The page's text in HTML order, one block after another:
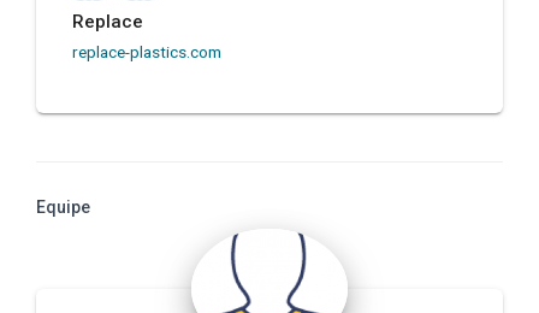
Replace
replace-plastics.com
Equipe